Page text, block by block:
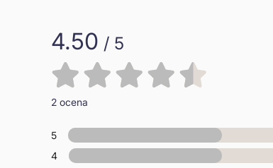
4.50 / 5
2 ocena
5
4